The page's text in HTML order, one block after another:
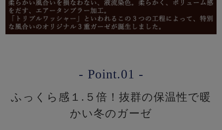
- Point.01 -
ふっくら感１.５倍！抜群の保温性で暖
かい冬のガーゼ